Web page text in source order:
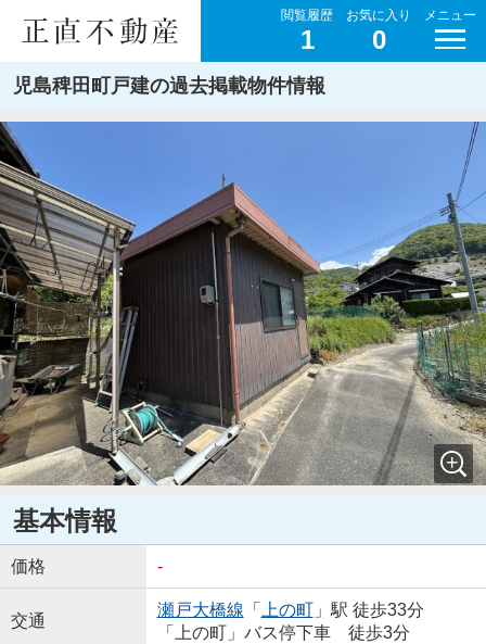
閲覧履歴
1
お気に入り
0
メニュー
児島稗田町戸建の過去掲載物件情報
基本情報
価格 -
交通
瀬戸大橋線 「 上の町」駅 徒歩33分
「上の町」バス停下車 徒歩3分